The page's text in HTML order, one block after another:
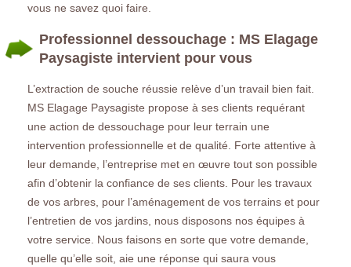
vous ne savez quoi faire.
Professionnel dessouchage : MS Elagage
Paysagiste intervient pour vous
L’extraction de souche réussie relève d’un travail bien fait.
MS Elagage Paysagiste propose à ses clients requérant
une action de dessouchage pour leur terrain une
intervention professionnelle et de qualité. Forte attentive à
leur demande, l’entreprise met en œuvre tout son possible
afin d’obtenir la confiance de ses clients. Pour les travaux
de vos arbres, pour l’aménagement de vos terrains et pour
l’entretien de vos jardins, nous disposons nos équipes à
votre service. Nous faisons en sorte que votre demande,
quelle qu’elle soit, aie une réponse qui saura vous